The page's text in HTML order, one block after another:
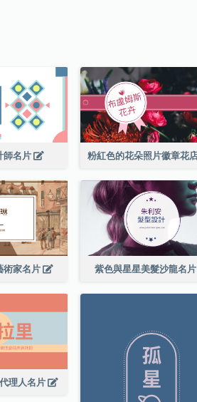
師名片
術家名片 紫色與星星美髮沙龍名片
理人名片